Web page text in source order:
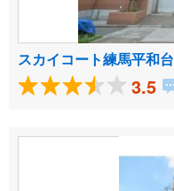
スカイコート練馬平和台
3.5